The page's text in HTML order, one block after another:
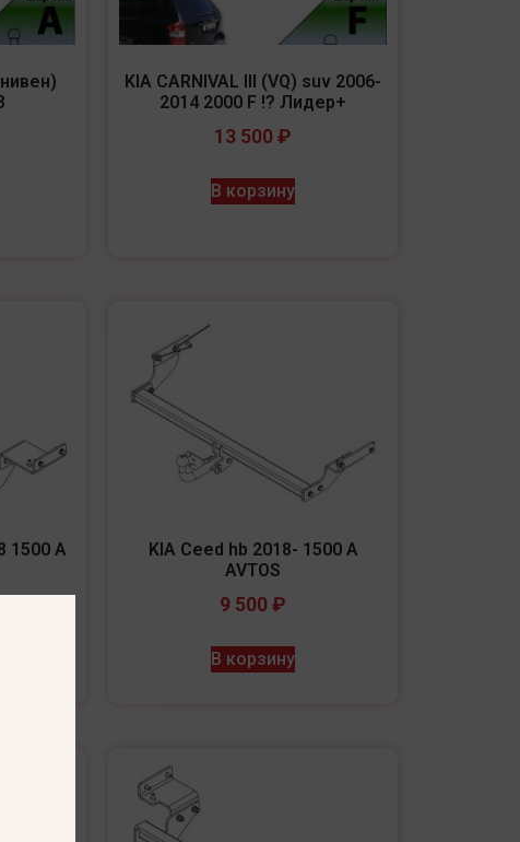
KIA CARNIVAL III (VQ) suv 2006-
2014 2000 F !? Лидер+
13 500 ₽
В корзину
1500 A
KIA Ceed hb 2018- 1500 A
AVTOS
9 500 ₽
В корзину